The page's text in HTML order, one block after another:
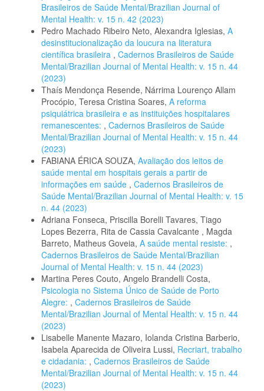
Brasileiros de Saúde Mental/Brazilian Journal of
Mental Health: v. 15 n. 42 (2023)
Pedro Machado Ribeiro Neto, Alexandra Iglesias, A
desinstitucionalização da loucura na literatura
científica brasileira , Cadernos Brasileiros de Saúde
Mental/Brazilian Journal of Mental Health: v. 15 n. 44
(2023)
Thaís Mendonça Resende, Nárrima Lourenço Allam
Procópio, Teresa Cristina Soares, A reforma
psiquiátrica brasileira e as instituições hospitalares
remanescentes: , Cadernos Brasileiros de Saúde
Mental/Brazilian Journal of Mental Health: v. 15 n. 44
(2023)
FABIANA ÉRICA SOUZA, Avaliação dos leitos de
saúde mental em hospitais gerais a partir de
informações em saúde , Cadernos Brasileiros de
Saúde Mental/Brazilian Journal of Mental Health: v. 15
n. 44 (2023)
Adriana Fonseca, Priscilla Borelli Tavares, Tiago
Lopes Bezerra, Rita de Cassia Cavalcante , Magda
Barreto, Matheus Goveia, A saúde mental resiste: ,
Cadernos Brasileiros de Saúde Mental/Brazilian
Journal of Mental Health: v. 15 n. 44 (2023)
Martina Peres Couto, Angelo Brandelli Costa,
Psicologia no Sistema Único de Saúde de Porto
Alegre: , Cadernos Brasileiros de Saúde
Mental/Brazilian Journal of Mental Health: v. 15 n. 44
(2023)
Lisabelle Manente Mazaro, Iolanda Cristina Barberio,
Isabela Aparecida de Oliveira Lussi, Recriart, trabalho
e cidadania: , Cadernos Brasileiros de Saúde
Mental/Brazilian Journal of Mental Health: v. 15 n. 44
(2023)